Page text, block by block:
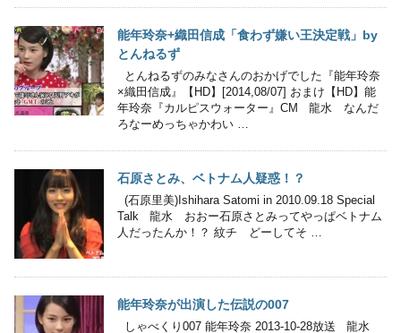
能年玲奈+織田信成「食わず嫌い王決定戦」by
とんねるず
とんねるずのみなさんのおかげでした『能年玲奈
×織田信成』【HD】[2014,08/07] おまけ【HD】能
年玲奈『カルピスウォーター』CM 龍水 なんだ
ろなーめっちゃかわい …
石原さとみ、ベトナム人疑惑！？
(石原里美)Ishihara Satomi in 2010.09.18 Special
Talk 龍水 おおー石原さとみってやっぱベトナム
人だったんか！？ 紋チ どーしてそ …
能年玲奈が出演した伝説の007
しゃべくり007 能年玲奈 2013-10-28放送 龍水